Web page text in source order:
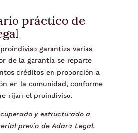
práctico de
garantiza varias
de la garantía se reparte
créditos en proporción a
en la comunidad, conforme
rijan el proindiviso.
y estructurado a
previo de Adara Legal.